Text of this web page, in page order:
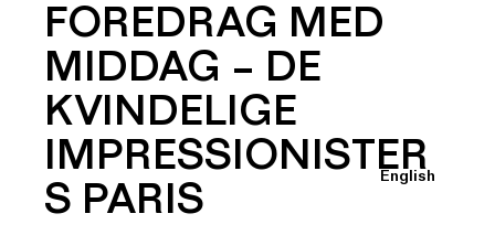
English
FOREDRAG MED
MIDDAG – DE
KVINDELIGE
IMPRESSIONISTER
S PARIS